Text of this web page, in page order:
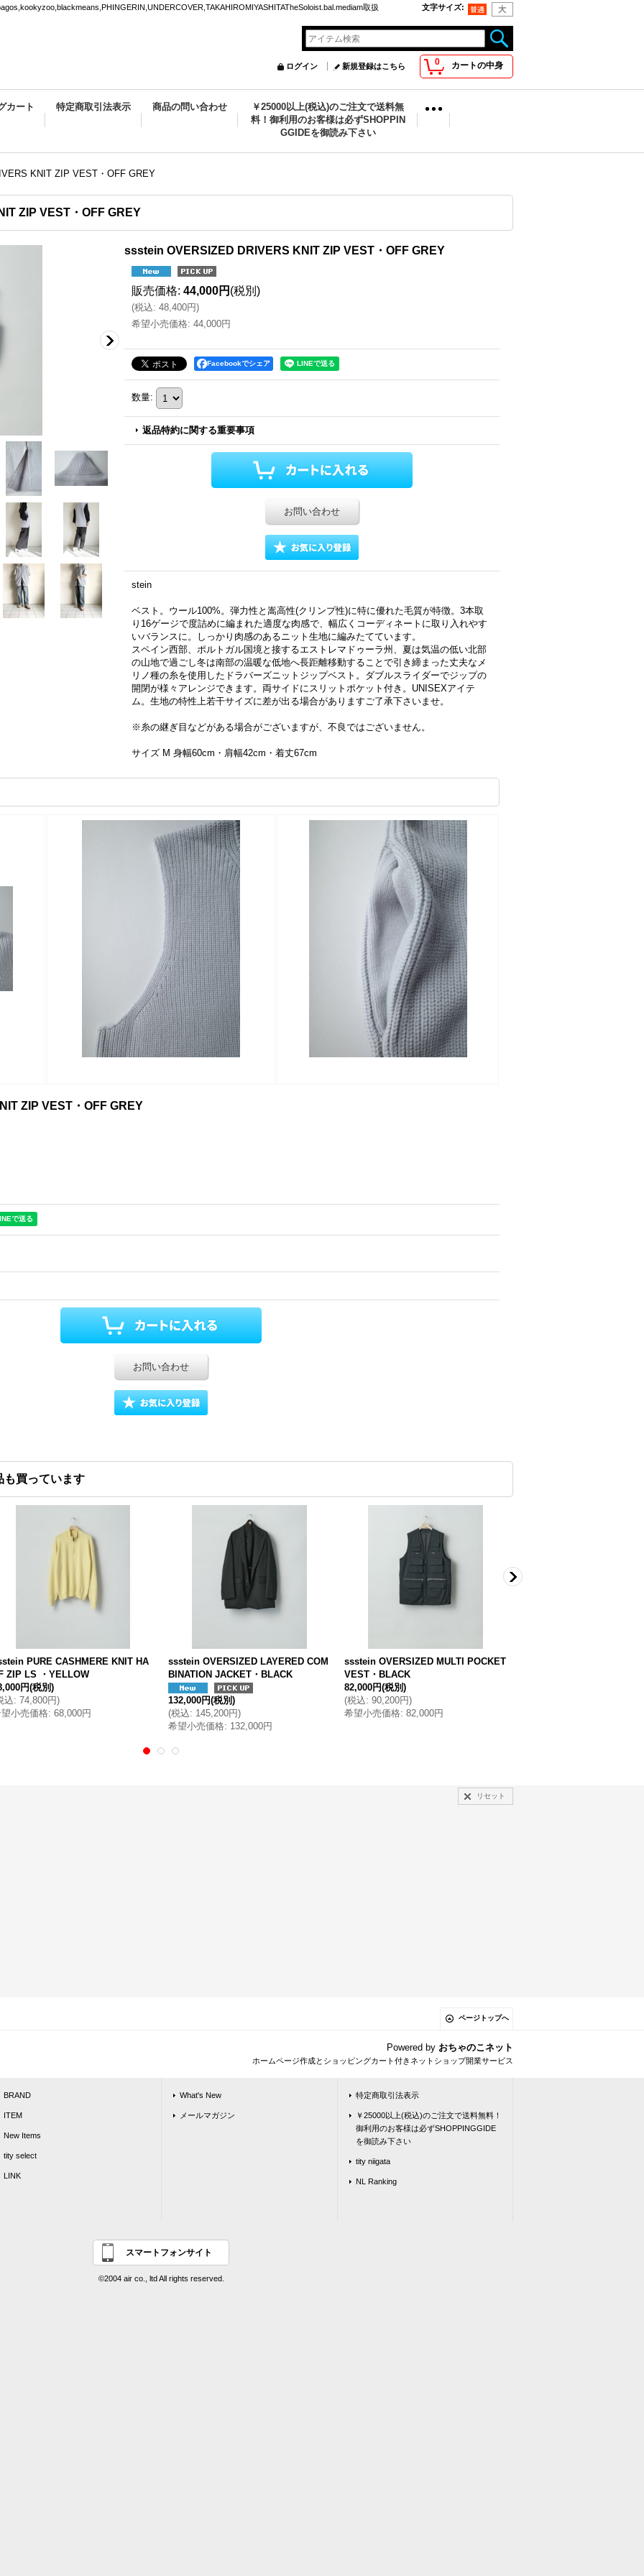
取扱 文字サイズ:
0 カートの中身
ログイン 新規登録はこちら
カート 特定商取引法表示 商品の問い合わせ
￥25000以上(税込)のご注文で送料無
料！御利用のお客様は必ずSHOPPIN
GGIDEを御読み下さい
KNIT ZIP VEST・OFF GREY
ZIP VEST・OFF GREY
ssstein OVERSIZED DRIVERS KNIT ZIP VEST・OFF GREY
販売価格: 44,000円 (税別)
(税込: 48,400円)
希望小売価格: 44,000円
Facebookでシェア
数量:
返品特約に関する重要事項
お問い合わせ
stein
ベスト。ウール100%。弾力性と嵩高性(クリンプ性)に特に優れた毛質が特徴。3本取
り16ゲージで度詰めに編まれた適度な肉感で、幅広くコーディネートに取り入れやす
いバランスに。しっかり肉感のあるニット生地に編みたてています。
スペイン西部、ポルトガル国境と接するエストレマドゥーラ州、夏は気温の低い北部
の山地で過ごし冬は南部の温暖な低地へ長距離移動することで引き締まった丈夫なメ
リノ種の糸を使用したドラバーズニットジップベスト。ダブルスライダーでジップの
開閉が様々アレンジできます。両サイドにスリットポケット付き。UNISEXアイテ
ム。生地の特性上若干サイズに差が出る場合がありますご了承下さいませ。
※糸の継ぎ目などがある場合がございますが、不良ではございません。
サイズ M 身幅60cm・肩幅42cm・着丈67cm
ZIP VEST・OFF GREY
お問い合わせ
も買っています
PURE CASHMERE KNIT HA
ZIP LS ・YELLOW
円(税別)
込: 74,800円)
小売価格: 68,000円
ssstein OVERSIZED LAYERED COM
BINATION JACKET・BLACK
132,000円(税別)
(税込: 145,200円)
希望小売価格: 132,000円
ssstein OVERSIZED MULTI POCKET
VEST・BLACK
82,000円(税別)
(税込: 90,200円)
希望小売価格: 82,000円
リセット
ページトップへ
Powered by おちゃのこネット
ホームページ作成とショッピングカート付きネットショップ開業サービス
BRAND
ITEM
New Items
tity select
LINK
What's New
メールマガジン
特定商取引法表示
￥25000以上(税込)のご注文で送料無料！
御利用のお客様は必ずSHOPPINGGIDE
を御読み下さい
tity niigata
NL Ranking
スマートフォンサイト
©2004 air co., ltd All rights reserved.